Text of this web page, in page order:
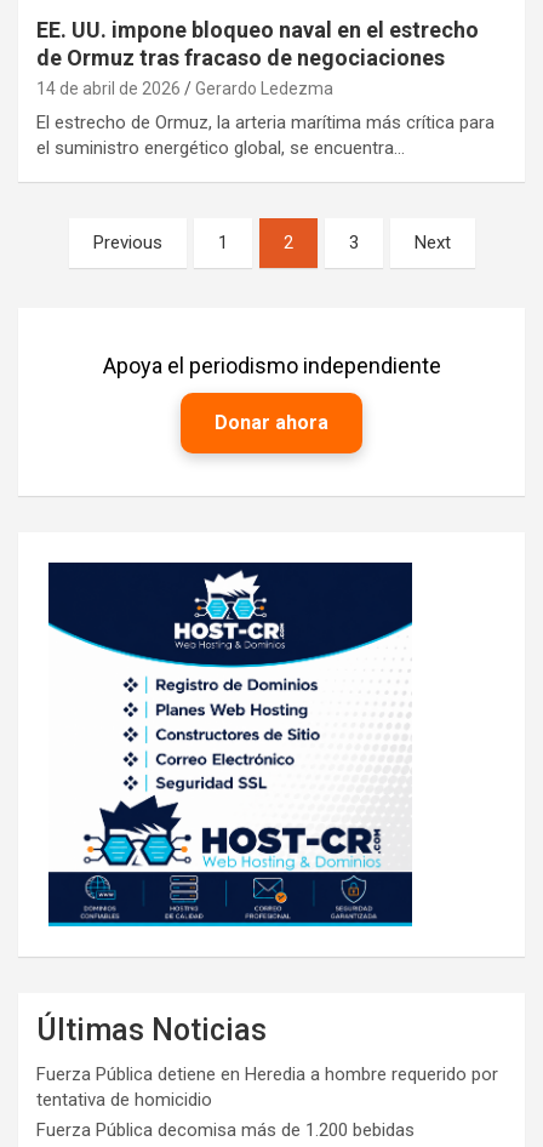
EE. UU. impone bloqueo naval en el estrecho
de Ormuz tras fracaso de negociaciones
14 de abril de 2026 Gerardo Ledezma
El estrecho de Ormuz, la arteria marítima más crítica para
el suministro energético global, se encuentra…
Paginación
Previous 1 2 3 Next
Apoya el periodismo independiente
Donar ahora
Últimas Noticias
Fuerza Pública detiene en Heredia a hombre requerido por
tentativa de homicidio
Fuerza Pública decomisa más de 1.200 bebidas